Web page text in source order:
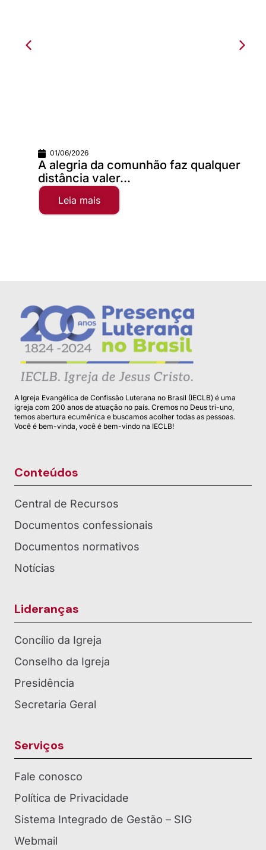
01/06/2026
A alegria da comunhão faz qualquer
distância valer...
Leia mais
A Igreja Evangélica de Confissão Luterana no Brasil (IECLB) é uma
igreja com 200 anos de atuação no país. Cremos no Deus tri-uno,
temos abertura ecumênica e buscamos acolher todas as pessoas.
Você é bem-vinda, você é bem-vindo na IECLB!
Conteúdos
Central de Recursos
Documentos confessionais
Documentos normativos
Notícias
Lideranças
Concílio da Igreja
Conselho da Igreja
Presidência
Secretaria Geral
Serviços
Fale conosco
Política de Privacidade
Sistema Integrado de Gestão – SIG
Webmail